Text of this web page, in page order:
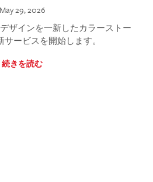
May 29, 2026
ザインを一新したカラーストー
サービスを開始します。
続きを読む